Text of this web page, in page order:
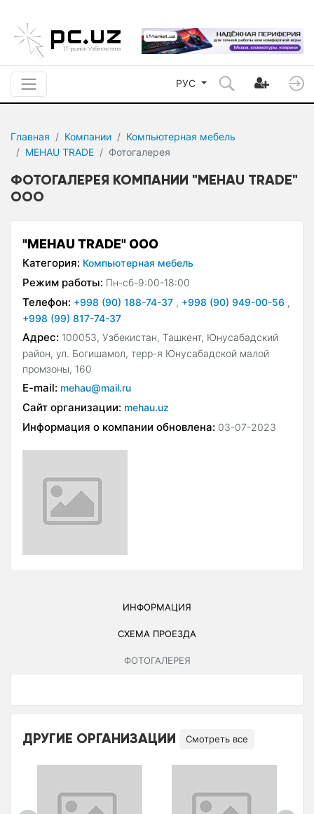
РУС
Главная Компании
Компьютерная мебель
MEHAU TRADE
Фотогалерея
ФОТОГАЛЕРЕЯ КОМПАНИИ "MEHAU TRADE"
ООО
"MEHAU TRADE" ООО
Категория: Компьютерная мебель
Режим работы: Пн-сб-9:00-18:00
Телефон: +998 (90) 188-74-37 , +998 (90) 949-00-56 ,
+998 (99) 817-74-37
Адрес: 100053, Узбекистан, Ташкент, Юнусабадский
район, ул. Богишамол, терр-я Юнусабадской малой
промзоны, 160
E-mail: mehau@mail.ru
Сайт организации: mehau.uz
Информация о компании обновлена: 03-07-2023
ИНФОРМАЦИЯ
СХЕМА ПРОЕЗДА
ФОТОГАЛЕРЕЯ
ДРУГИЕ ОРГАНИЗАЦИИ Смотреть все